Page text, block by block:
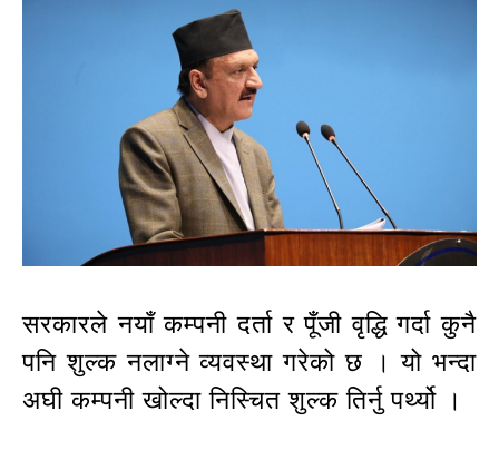
सरकारले नयाँ कम्पनी दर्ता र पूँजी वृद्धि गर्दा कुनै
पनि शुल्क नलाग्ने व्यवस्था गरेको छ । यो भन्दा
अघी कम्पनी खोल्दा निस्चित शुल्क तिर्नु पर्थ्यो ।